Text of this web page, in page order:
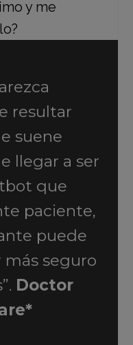
resultar
suene
llegar a ser
que
paciente,
puede
más seguro
Doctor